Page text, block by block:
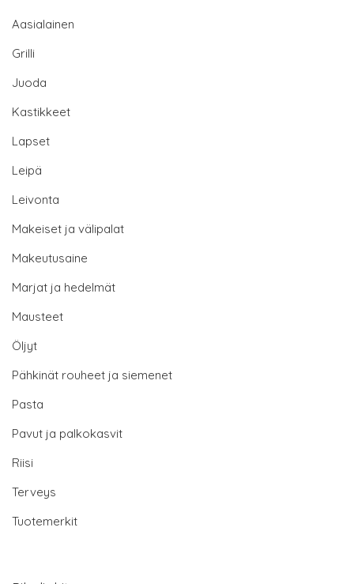
Aasialainen
Grilli
Juoda
Kastikkeet
Lapset
Leipä
Leivonta
Makeiset ja välipalat
Makeutusaine
Marjat ja hedelmät
Mausteet
Öljyt
Pähkinät rouheet ja siemenet
Pasta
Pavut ja palkokasvit
Riisi
Terveys
Tuotemerkit